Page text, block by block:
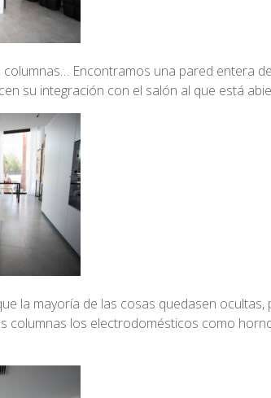
Encontramos una pared entera
su integración con el salón al que está
la mayoría de las cosas quedasen
columnas los electrodomésticos como